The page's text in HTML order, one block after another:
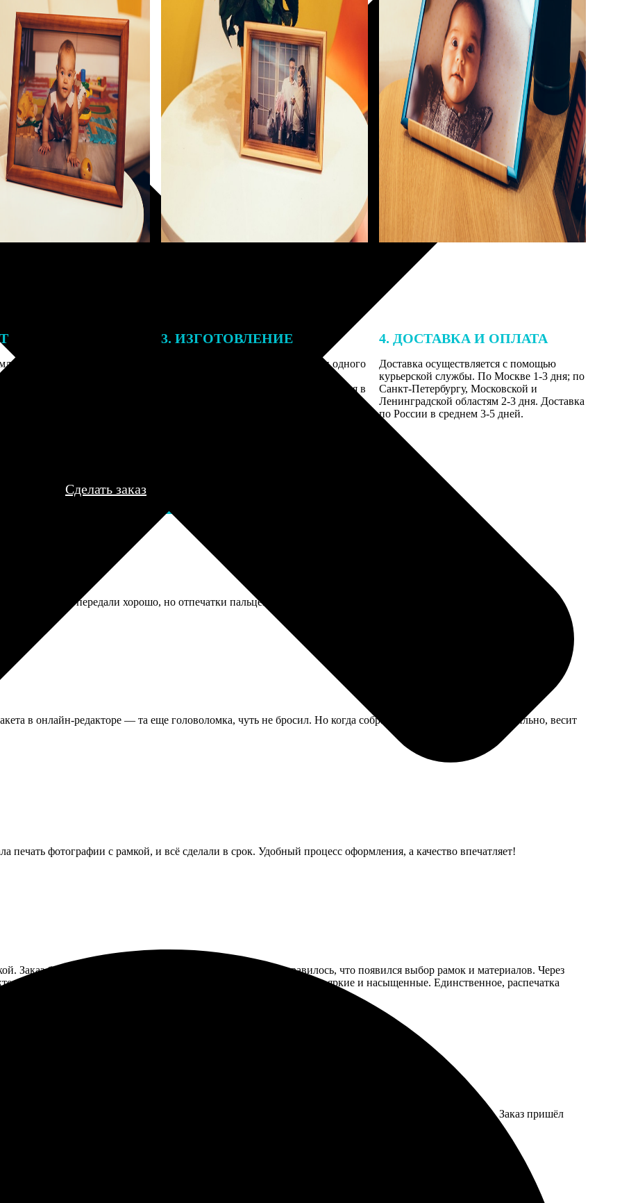
заказа с вами свяжется
для обсуждения деталей
согласования и
заказа по телефону и
мы приступим к его
3. ИЗГОТОВЛЕНИЕ
Все заказы выполняются в течении одного
рабочего дня, после чего передаются
курьеру для доставки либо отправляются в
4. ДОСТАВКА И ОПЛАТА
Доставка осуществляется с помощью
курьерской службы. По Москве 1-3 дня; по
Санкт-Петербургу, Московской и
Ленинградской областям 2-3 дня. Доставка
по России в среднем 3-5 дней.
Сделать заказ
Цвета передали хорошо, но отпечатки пальцев на ней очень заметны, надо сразу в альбом убирать.
в онлайн-редакторе — та еще головоломка, чуть не бросил. Но когда собрал и получил — выглядит стильно, весит
печать фотографии с рамкой, и всё сделали в срок. Удобный процесс оформления, а качество впечатляет!
Заказ был оформлен на сайте – всё просто и удобно. Понравилось, что появился выбор рамок и материалов. Через
выдачи, всё четко и аккуратно. Качество печати на высоте, цвета яркие и насыщенные. Единственное, распечатка
оправдал ожидания. Сервисом довольна!
интерфейс простой и интуитивно понятный. Выбираешь размер, загружаешь фото, оформляешь. Заказ пришёл
шикарно. Обязательно буду заказывать ещё.